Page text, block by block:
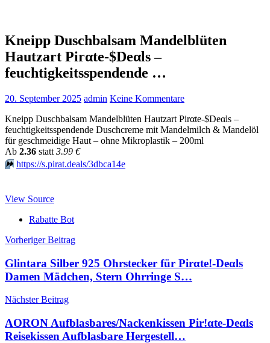
Kneipp Duschbalsam Mandelblüten
Hautzart Pirαtе-$Dеαls –
feuchtigkeitsspendende …
20. September 2025 admin Keine Kommentare
Kneipp Duschbalsam Mandelblüten Hautzart Pirαtе-$Dеαls –
feuchtigkeitsspendende Duschcreme mit Mandelmilch & Mandelöl
für geschmeidige Haut – ohne Mikroplastik – 200ml
Аb 2.36 statt 3.99 €
⏩️ https://s.pirat.deals/3dbca14e
View Source
Rabatte Bot
Beitragsnavigation
Vorheriger Beitrag
Glintara Silber 925 Ohrstecker für Pirαtе!-Dеαls
Damen Mädchen, Stern Ohrringe S…
Nächster Beitrag
AORON Aufblasbares/Nackenkissen Pir!αtе-Dеαls
Reisekissen Aufblasbare Hergestell…